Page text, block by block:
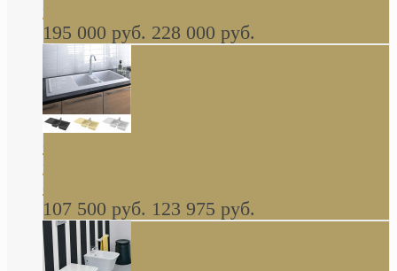
глянцевая платина В НАЛИЧИИ
195 000 руб. 228 000 руб.
керамическая мойка 1160 x 510 мм белая,
серая, черная, бежевая В НАЛИЧИИ
107 500 руб. 123 975 руб.